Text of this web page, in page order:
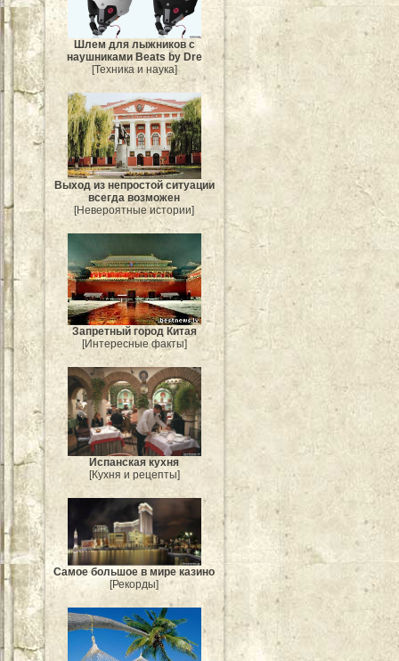
Шлем для лыжников с
наушниками Beats by Dre
[Техника и наука]
Выход из непростой ситуации
всегда возможен
[Невероятные истории]
Запретный город Китая
[Интересные факты]
Испанская кухня
[Кухня и рецепты]
Самое большое в мире казино
[Рекорды]